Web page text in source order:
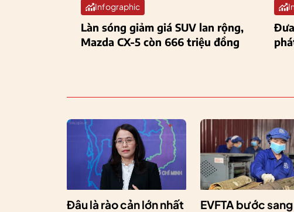
Infographic
Làn sóng giảm giá SUV lan rộng,
Mazda CX-5 còn 666 triệu đồng
Đâu là rào cản lớn nhất
EVFTA bước